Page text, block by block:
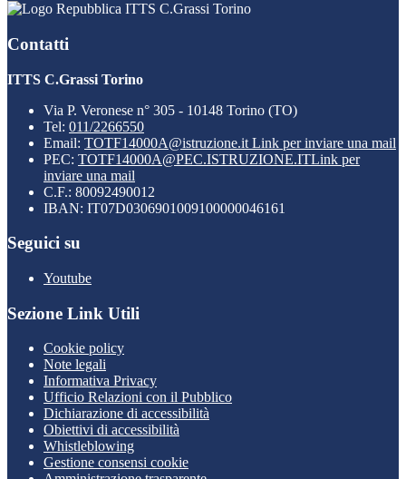
ITTS C.Grassi Torino
Contatti
ITTS C.Grassi Torino
Via P. Veronese n° 305 - 10148 Torino (TO)
Tel: 011/2266550
Email: TOTF14000A@istruzione.it Link per inviare una mail
PEC: TOTF14000A@PEC.ISTRUZIONE.ITLink per
inviare una mail
C.F.: 80092490012
IBAN: IT07D0306901009100000046161
Seguici su
Youtube
Sezione Link Utili
Cookie policy
Note legali
Informativa Privacy
Ufficio Relazioni con il Pubblico
Dichiarazione di accessibilità
Obiettivi di accessibilità
Whistleblowing
Gestione consensi cookie